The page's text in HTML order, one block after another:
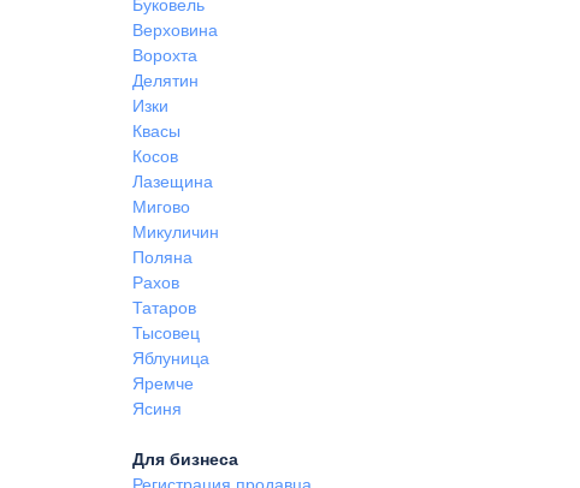
Буковель
Верховина
Ворохта
Делятин
Изки
Квасы
Косов
Лазещина
Мигово
Микуличин
Поляна
Рахов
Татаров
Тысовец
Яблуница
Яремче
Ясиня
Для бизнеса